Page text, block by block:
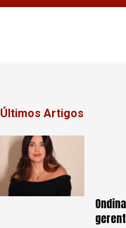
Últimos Artigos